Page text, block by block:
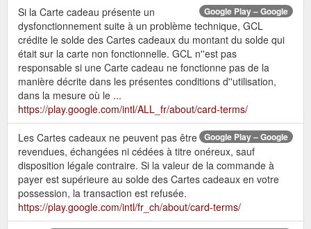
Conditions d''utilisation des cartes-cadeaux Google Play
Nov 4,
2019 ... Pour utiliser une Carte cadeau, vous devez avoir
accès à Internet et, sous réserve d'éligibilité, être en
possession d'un compte Google Payments ...
https://play.google.com/intl/fr_fr/about/card-terms/
Cash’em All - Des jeux où tu gagnes de l’argent ...
Obtiens des
cartes-cadeaux géniales, des récompenses en argent & des
bons en jouant à des jeux mobiles! Télécharge gratuitement
Cash''em All (pas de dépôt, pas d’achat intégré à l’application)
Choisis ton jeu favori parmi notre liste 🎮 Obtiens des
récompenses pour chaque minute que tu passes à jouer à
des jeux 🎁🎉🏆https://play.google.com/store/apps/details?
id=online.cashemall.app&hl=fr&gl=US
Google Play – Google
Si la Carte cadeau présente un
dysfonctionnement suite à un problème technique, GCL
crédite le solde des Cartes cadeaux du montant du solde qui
était sur la carte non fonctionnelle. GCL n''est pas
responsable si une Carte cadeau ne fonctionne pas de la
manière décrite dans les présentes conditions d''utilisation,
dans la mesure où le ...
https://play.google.com/intl/ALL_fr/about/card-terms/
Google Play – Google
Les Cartes cadeaux ne peuvent pas être
revendues, échangées ni cédées à titre onéreux, sauf
disposition légale contraire. Si la valeur de la commande à
payer est supérieure au solde des Cartes cadeaux en votre
possession, la transaction est refusée.
https://play.google.com/intl/fr_ch/about/card-terms/